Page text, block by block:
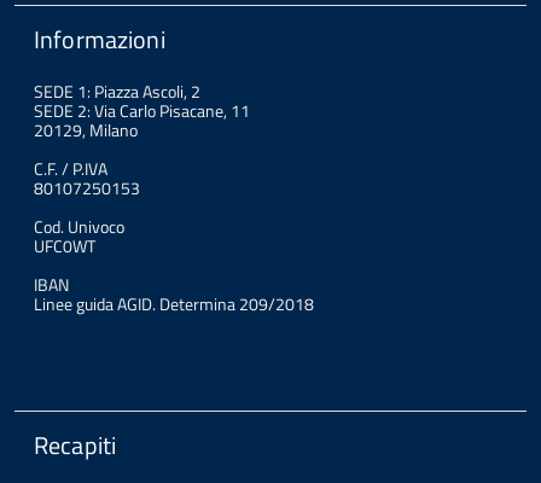
Informazioni
SEDE 1: Piazza Ascoli, 2
SEDE 2: Via Carlo Pisacane, 11
20129, Milano
C.F. / P.IVA
80107250153
Cod. Univoco
UFC0WT
IBAN
Linee guida AGID. Determina 209/2018
Recapiti